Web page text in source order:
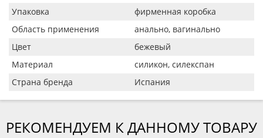
Упаковка
фирменная коробка
Область применения
анально, вагинально
Цвет
бежевый
Материал
силикон, силекспан
Страна бренда
Испания
РЕКОМЕНДУЕМ К ДАННОМУ ТОВАРУ